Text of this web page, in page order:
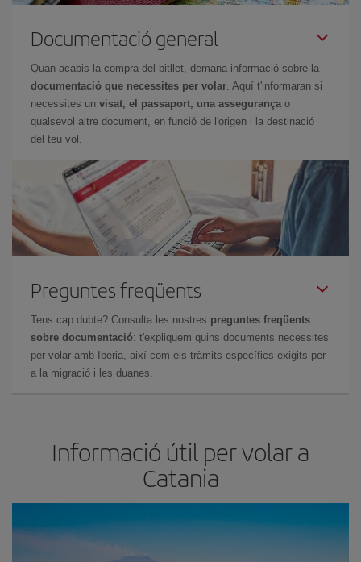
Documentació general
Quan acabis la compra del bitllet, demana informació sobre la
documentació que necessites per volar. Aquí t'informaran si
necessites un visat, el passaport, una assegurança o
qualsevol altre document, en funció de l'origen i la destinació
del teu vol.
Preguntes freqüents
Tens cap dubte? Consulta les nostres preguntes freqüents
sobre documentació: t'expliquem quins documents necessites
per volar amb Iberia, així com els tràmits específics exigits per
a la migració i les duanes.
Informació útil per volar a
Catania